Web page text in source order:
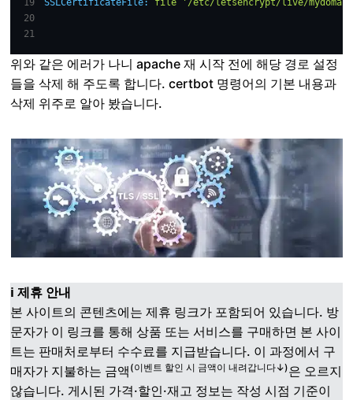
SSLCertificateFile:
file '/etc/letsencrypt/live/
위와 같은 에러가 나니 apache 재 시작 전에 해당 경로 설정
들을 삭제 해 주도록 합니다. certbot 명령어의 기본 내용과
삭제 위주로 알아 봤습니다.
ℹ️ 제휴 안내
본 사이트의 콘텐츠에는 제휴 링크가 포함되어 있습니다. 방
문자가 이 링크를 통해 상품 또는 서비스를 구매하면 본 사이
트는 판매처로부터 수수료를 지급받습니다. 이 과정에서 구
매자가 지불하는 금액 (이벤트 할인 시 금액이 내려갑니다↓)은 오르지
않습니다. 게시된 가격·할인·재고 정보는 작성 시점 기준이